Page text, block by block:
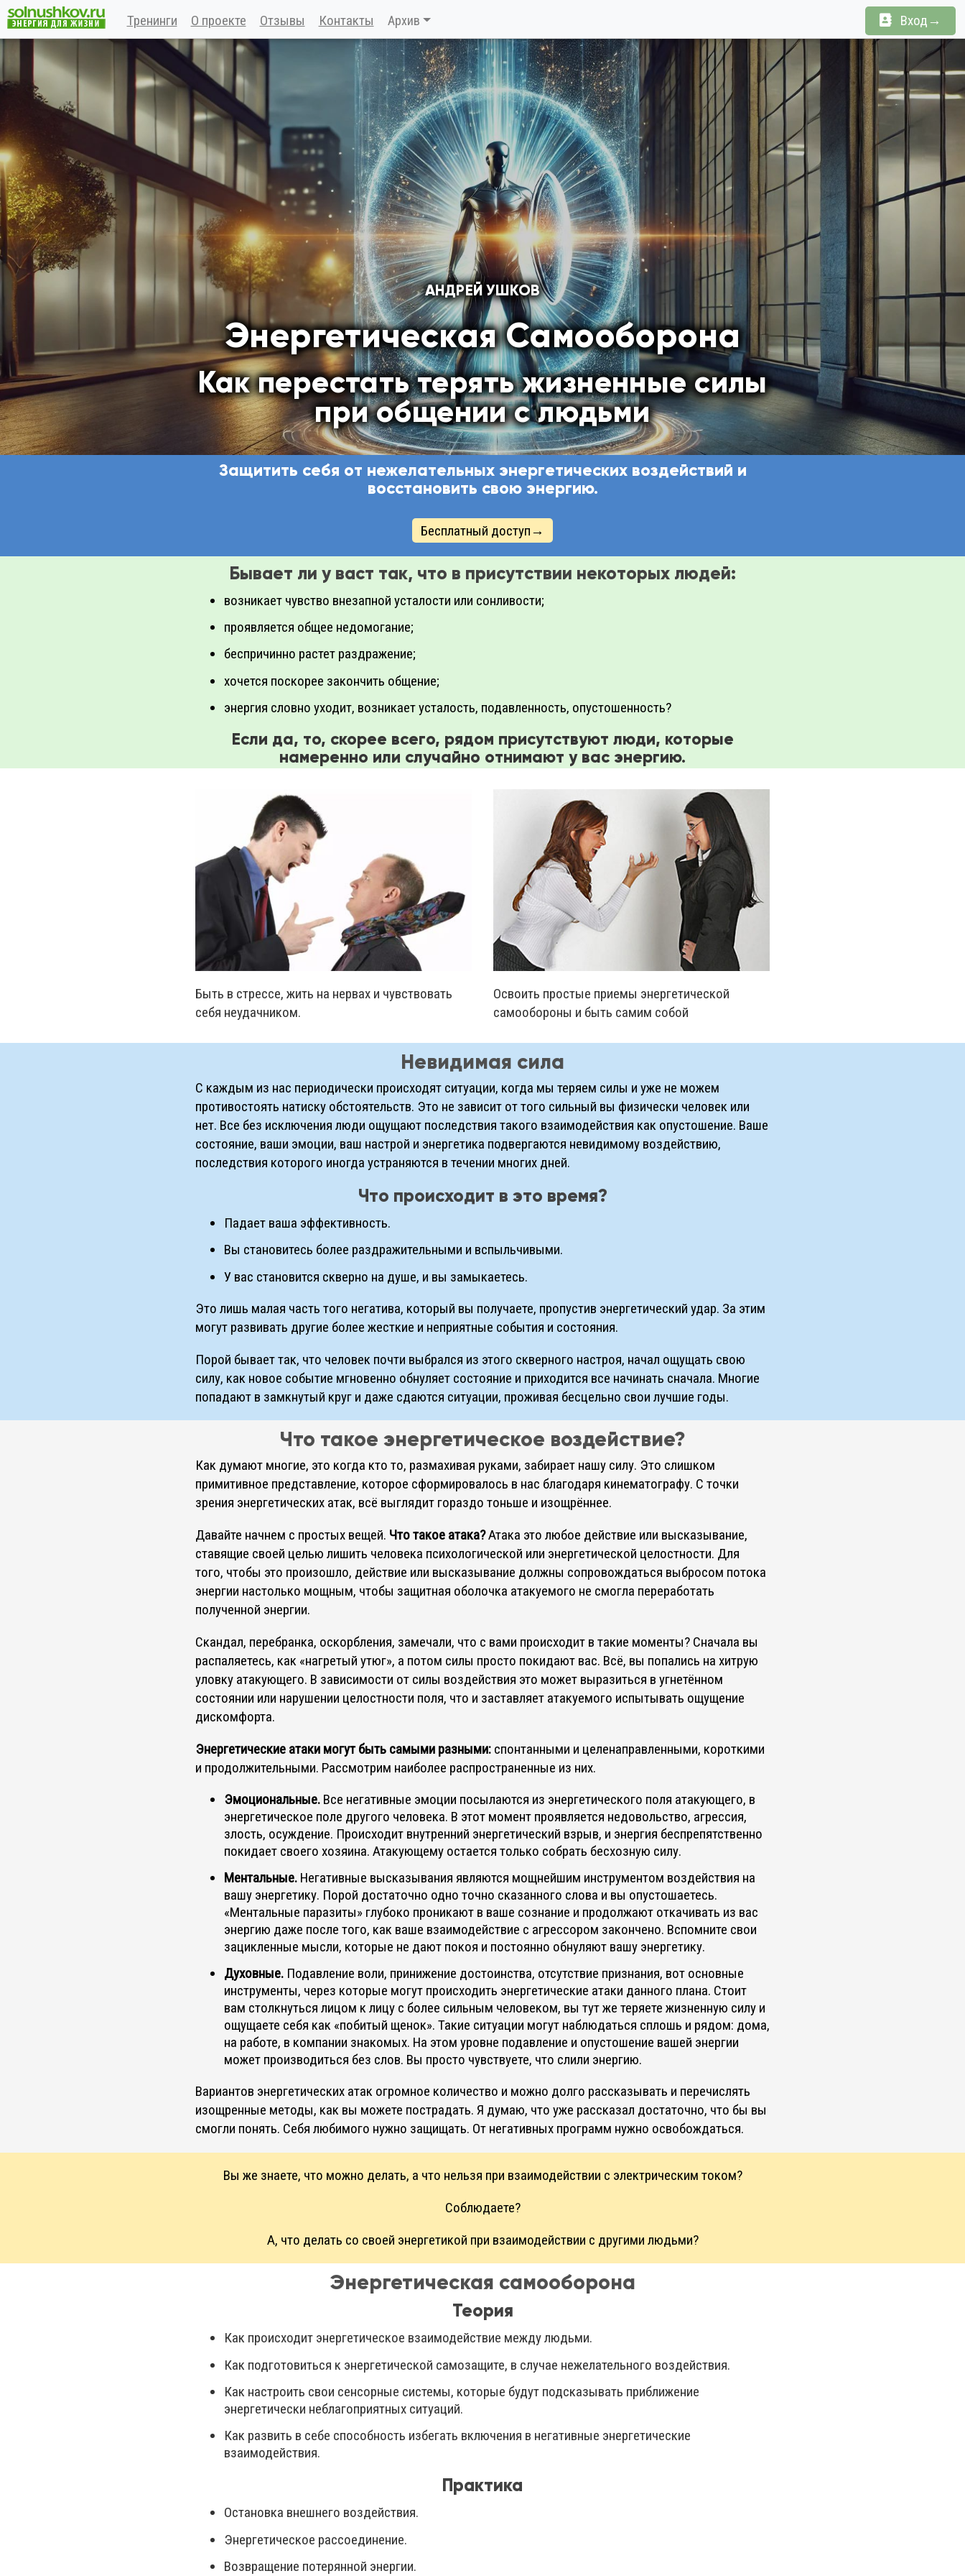
Тренинги О проекте Отзывы Контакты Архив Вход→
АНДРЕЙ УШКОВ
Энергетическая Самооборона
Как перестать терять жизненные силы
при общении с людьми
Защитить себя от нежелательных энергетических воздействий и
восстановить свою энергию.
Бесплатный доступ→
Бывает ли у васт так, что в присутствии некоторых людей:
возникает чувство внезапной усталости или сонливости;
проявляется общее недомогание;
беспричинно растет раздражение;
хочется поскорее закончить общение;
энергия словно уходит, возникает усталость, подавленность, опустошенность?
Если да, то, скорее всего, рядом присутствуют люди, которые
намеренно или случайно отнимают у вас энергию.
Быть в стрессе, жить на нервах и чувствовать
себя неудачником.
Освоить простые приемы энергетической
самообороны и быть самим собой
Невидимая сила
С каждым из нас периодически происходят ситуации, когда мы теряем силы и уже не можем
противостоять натиску обстоятельств. Это не зависит от того сильный вы физически человек или
нет. Все без исключения люди ощущают последствия такого взаимодействия как опустошение. Ваше
состояние, ваши эмоции, ваш настрой и энергетика подвергаются невидимому воздействию,
последствия которого иногда устраняются в течении многих дней.
Что происходит в это время?
Падает ваша эффективность.
Вы становитесь более раздражительными и вспыльчивыми.
У вас становится скверно на душе, и вы замыкаетесь.
Это лишь малая часть того негатива, который вы получаете, пропустив энергетический удар. За этим
могут развивать другие более жесткие и неприятные события и состояния.
Порой бывает так, что человек почти выбрался из этого скверного настроя, начал ощущать свою
силу, как новое событие мгновенно обнуляет состояние и приходится все начинать сначала. Многие
попадают в замкнутый круг и даже сдаются ситуации, проживая бесцельно свои лучшие годы.
Что такое энергетическое воздействие?
Как думают многие, это когда кто то, размахивая руками, забирает нашу силу. Это слишком
примитивное представление, которое сформировалось в нас благодаря кинематографу. С точки
зрения энергетических атак, всё выглядит гораздо тоньше и изощрённее.
Давайте начнем с простых вещей. Что такое атака?Атака это любое действие или высказывание,
ставящие своей целью лишить человека психологической или энергетической целостности. Для
того, чтобы это произошло, действие или высказывание должны сопровождаться выбросом потока
энергии настолько мощным, чтобы защитная оболочка атакуемого не смогла переработать
полученной энергии.
Скандал, перебранка, оскорбления, замечали, что с вами происходит в такие моменты? Сначала вы
распаляетесь, как «нагретый утюг», а потом силы просто покидают вас. Всё, вы попались на хитрую
уловку атакующего. В зависимости от силы воздействия это может выразиться в угнетённом
состоянии или нарушении целостности поля, что и заставляет атакуемого испытывать ощущение
дискомфорта.
Энергетические атаки могут быть самыми разными: спонтанными и целенаправленными, короткими
и продолжительными. Рассмотрим наиболее распространенные из них.
Эмоциональные. Все негативные эмоции посылаются из энергетического поля атакующего, в
энергетическое поле другого человека. В этот момент проявляется недовольство, агрессия,
злость, осуждение. Происходит внутренний энергетический взрыв, и энергия беспрепятственно
покидает своего хозяина. Атакующему остается только собрать бесхозную силу.
Ментальные. Негативные высказывания являются мощнейшим инструментом воздействия на
вашу энергетику. Порой достаточно одно точно сказанного слова и вы опустошаетесь.
«Ментальные паразиты» глубоко проникают в ваше сознание и продолжают откачивать из вас
энергию даже после того, как ваше взаимодействие с агрессором закончено. Вспомните свои
зацикленные мысли, которые не дают покоя и постоянно обнуляют вашу энергетику.
Духовные. Подавление воли, принижение достоинства, отсутствие признания, вот основные
инструменты, через которые могут происходить энергетические атаки данного плана. Стоит
вам столкнуться лицом к лицу с более сильным человеком, вы тут же теряете жизненную силу и
ощущаете себя как «побитый щенок». Такие ситуации могут наблюдаться сплошь и рядом: дома,
на работе, в компании знакомых. На этом уровне подавление и опустошение вашей энергии
может производиться без слов. Вы просто чувствуете, что слили энергию.
Вариантов энергетических атак огромное количество и можно долго рассказывать и перечислять
изощренные методы, как вы можете пострадать. Я думаю, что уже рассказал достаточно, что бы вы
смогли понять. Себя любимого нужно защищать. От негативных программ нужно освобождаться.
Вы же знаете, что можно делать, а что нельзя при взаимодействии с электрическим током?
Соблюдаете?
А, что делать со своей энергетикой при взаимодействии с другими людьми?
Энергетическая самооборона
Теория
Как происходит энергетическое взаимодействие между людьми.
Как подготовиться к энергетической самозащите, в случае нежелательного воздействия.
Как настроить свои сенсорные системы, которые будут подсказывать приближение
энергетически неблагоприятных ситуаций.
Как развить в себе способность избегать включения в негативные энергетические
взаимодействия.
Практика
Остановка внешнего воздействия.
Энергетическое рассоединение.
Возвращение потерянной энергии.